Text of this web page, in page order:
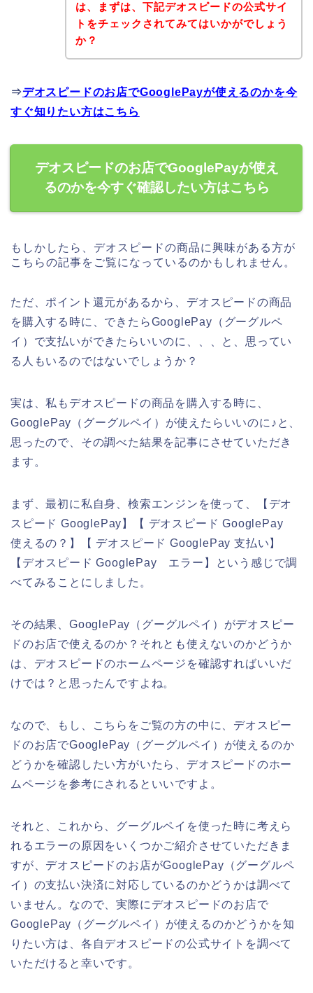
は、まずは、下記デオスピードの公式サイ
トをチェックされてみてはいかがでしょう
か？
⇒デオスピードのお店でGooglePayが使えるのかを今
すぐ知りたい方はこちら
デオスピードのお店でGooglePayが使え
るのかを今すぐ確認したい方はこちら
もしかしたら、デオスピードの商品に興味がある方が
こちらの記事をご覧になっているのかもしれません。
ただ、ポイント還元があるから、デオスピードの商品
を購入する時に、できたらGooglePay（グーグルペ
イ）で支払いができたらいいのに、、、と、思ってい
る人もいるのではないでしょうか？
実は、私もデオスピードの商品を購入する時に、
GooglePay（グーグルペイ）が使えたらいいのに♪と、
思ったので、その調べた結果を記事にさせていただき
ます。
まず、最初に私自身、検索エンジンを使って、【デオ
スピード GooglePay】【 デオスピード GooglePay
使えるの？】【 デオスピード GooglePay 支払い】
【デオスピード GooglePay エラー】という感じで調
べてみることにしました。
その結果、GooglePay（グーグルペイ）がデオスピー
ドのお店で使えるのか？それとも使えないのかどうか
は、デオスピードのホームページを確認すればいいだ
けでは？と思ったんですよね。
なので、もし、こちらをご覧の方の中に、デオスピー
ドのお店でGooglePay（グーグルペイ）が使えるのか
どうかを確認したい方がいたら、デオスピードのホー
ムページを参考にされるといいですよ。
それと、これから、グーグルペイを使った時に考えら
れるエラーの原因をいくつかご紹介させていただきま
すが、デオスピードのお店がGooglePay（グーグルペ
イ）の支払い決済に対応しているのかどうかは調べて
いません。なので、実際にデオスピードのお店で
GooglePay（グーグルペイ）が使えるのかどうかを知
りたい方は、各自デオスピードの公式サイトを調べて
いただけると幸いです。